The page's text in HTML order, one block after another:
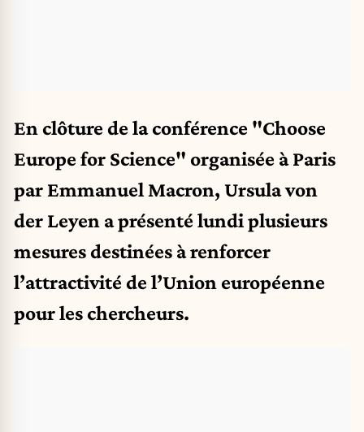
En clôture de la conférence "Choose
Europe for Science" organisée à Paris
par Emmanuel Macron, Ursula von
der Leyen a présenté lundi plusieurs
mesures destinées à renforcer
l’attractivité de l’Union européenne
pour les chercheurs.